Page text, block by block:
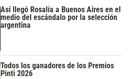
Así llegó Rosalía a Buenos Aires en el
medio del escándalo por la selección
argentina
Todos los ganadores de los Premios
Pinti 2026